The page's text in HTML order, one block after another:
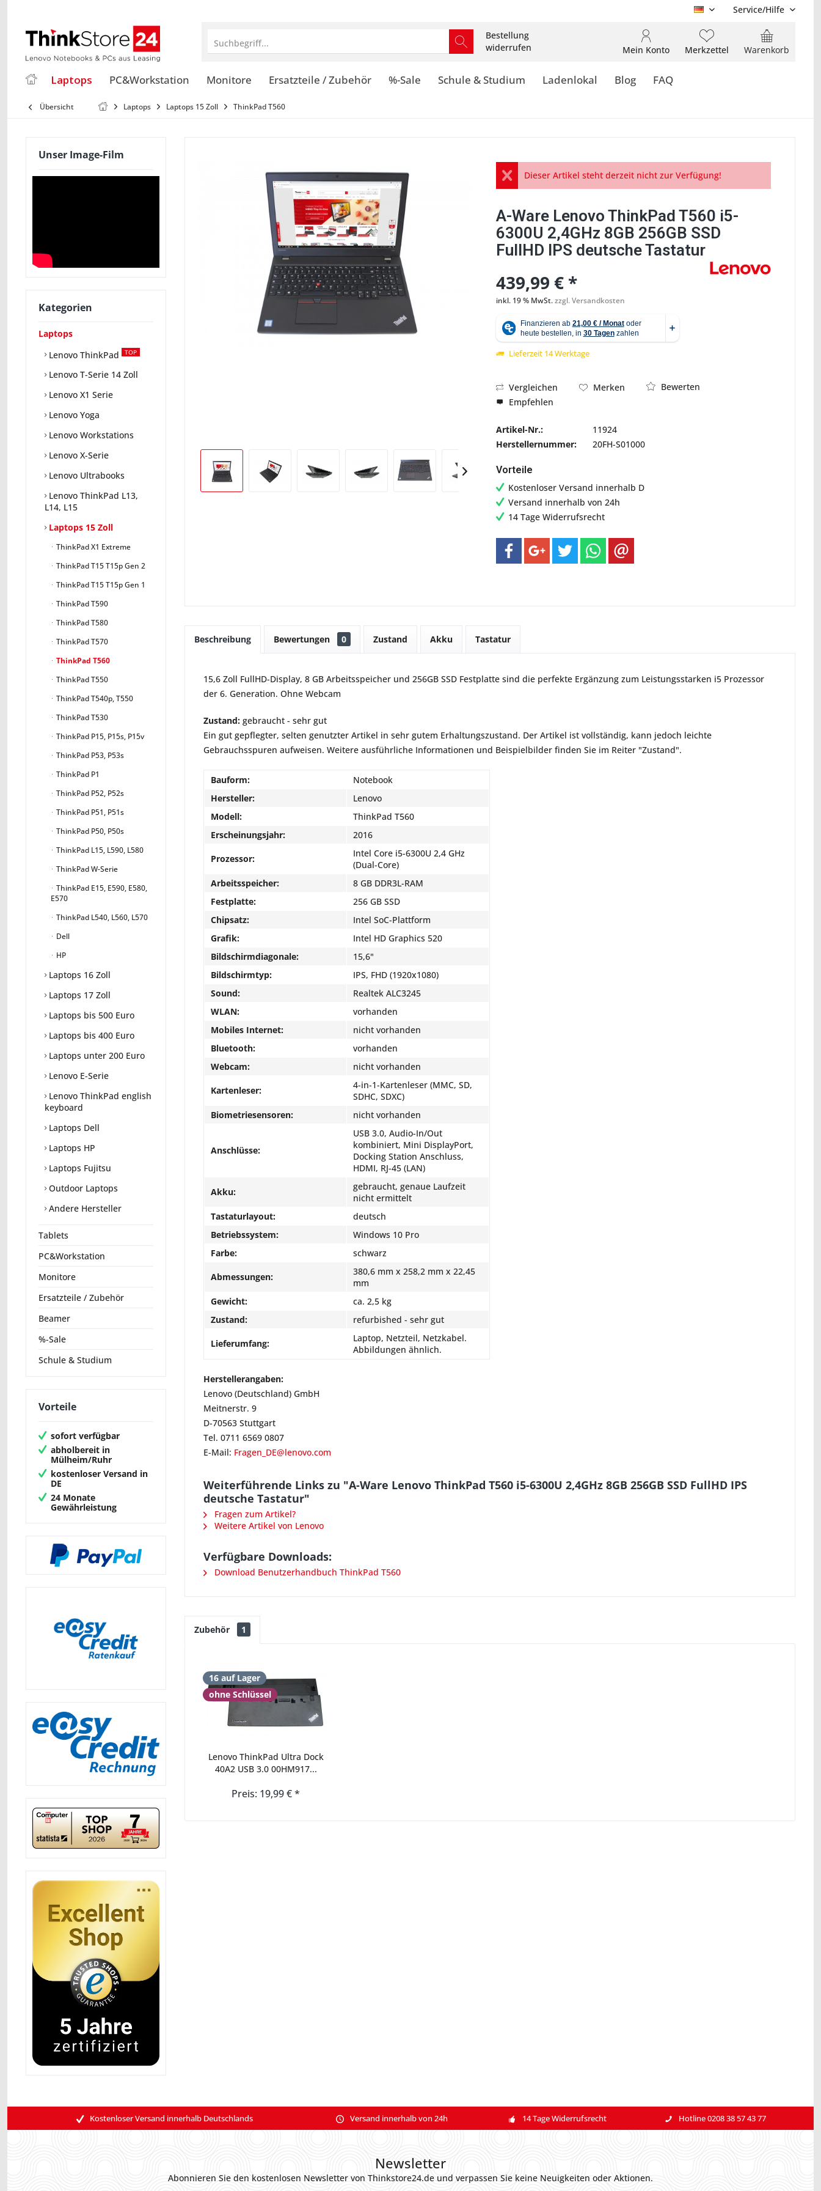
DE Service/Hilfe
Suchbegriff...
Bestellung
widerrufen
Warenkorb
Merkzettel
Mein Konto
Laptops PC&Workstation Monitore Ersatzteile / Zubehör %-Sale Schule & Studium Ladenlokal Blog FAQ
Übersicht Laptops Laptops 15 Zoll ThinkPad T560
Unser Image-Film
Kategorien
Laptops
Lenovo ThinkPad
TOP
Lenovo T-Serie 14 Zoll
Lenovo X1 Serie
Lenovo Yoga
Lenovo Workstations
Lenovo X-Serie
Lenovo Ultrabooks
Lenovo ThinkPad L13,
L14, L15
Laptops 15 Zoll
ThinkPad X1 Extreme
ThinkPad T15 T15p Gen 2
ThinkPad T15 T15p Gen 1
ThinkPad T590
ThinkPad T580
ThinkPad T570
ThinkPad T560
ThinkPad T550
ThinkPad T540p, T550
ThinkPad T530
ThinkPad P15, P15s, P15v
ThinkPad P53, P53s
ThinkPad P1
ThinkPad P52, P52s
ThinkPad P51, P51s
ThinkPad P50, P50s
ThinkPad L15, L590, L580
ThinkPad W-Serie
ThinkPad E15, E590, E580,
E570
ThinkPad L540, L560, L570
Dell
HP
Laptops 16 Zoll
Laptops 17 Zoll
Laptops bis 500 Euro
Laptops bis 400 Euro
Laptops unter 200 Euro
Lenovo E-Serie
Lenovo ThinkPad english
keyboard
Laptops Dell
Laptops HP
Laptops Fujitsu
Outdoor Laptops
Andere Hersteller
Tablets
PC&Workstation
Monitore
Ersatzteile / Zubehör
Beamer
%-Sale
Schule & Studium
Vorteile
sofort verfügbar
abholbereit in
Mülheim/Ruhr
kostenloser Versand in
DE
24 Monate
Gewährleistung
Abbildung ähnlich
Dieser Artikel steht derzeit nicht zur Verfügung!
A-Ware Lenovo ThinkPad T560 i5-
6300U 2,4GHz 8GB 256GB SSD
FullHD IPS deutsche Tastatur
439,99 € *
inkl. 19 % MwSt.zzgl. Versandkosten
Lieferzeit 14 Werktage
Vergleichen Merken
Bewerten
Empfehlen
Artikel-Nr.:
11924
Herstellernummer:
20FH-S01000
Vorteile
Kostenloser Versand innerhalb D
Versand innerhalb von 24h
14 Tage Widerrufsrecht
Beschreibung Bewertungen 0 Zustand Akku Tastatur
15,6 Zoll FullHD-Display, 8 GB Arbeitsspeicher und 256GB SSD Festplatte sind die perfekte Ergänzung zum Leistungsstarken i5 Prozessor
der 6. Generation. Ohne Webcam
Zustand: gebraucht - sehr gut
Ein gut gepflegter, selten genutzter Artikel in sehr gutem Erhaltungszustand. Der Artikel ist vollständig, kann jedoch leichte
Gebrauchsspuren aufweisen. Weitere ausführliche Informationen und Beispielbilder finden Sie im Reiter "Zustand".
Bauform:
Notebook
Hersteller:
Lenovo
Modell:
ThinkPad T560
Erscheinungsjahr:
2016
Prozessor:
Intel Core i5-6300U 2,4 GHz
(Dual-Core)
Arbeitsspeicher:
8 GB DDR3L-RAM
Festplatte:
256 GB SSD
Chipsatz:
Intel SoC-Plattform
Grafik:
Intel HD Graphics 520
Bildschirmdiagonale:
15,6"
Bildschirmtyp:
IPS, FHD (1920x1080)
Sound:
Realtek ALC3245
WLAN:
vorhanden
Mobiles Internet:
nicht vorhanden
Bluetooth:
vorhanden
Webcam:
nicht vorhanden
Kartenleser:
4-in-1-Kartenleser (MMC, SD,
SDHC, SDXC)
Biometriesensoren:
nicht vorhanden
Anschlüsse:
USB 3.0, Audio-In/Out
kombiniert, Mini DisplayPort,
Docking Station Anschluss,
HDMI, RJ-45 (LAN)
Akku:
gebraucht, genaue Laufzeit
nicht ermittelt
Tastaturlayout:
deutsch
Betriebssystem:
Windows 10 Pro
Farbe:
schwarz
Abmessungen:
380,6 mm x 258,2 mm x 22,45
mm
Gewicht:
ca. 2,5 kg
Zustand:
refurbished - sehr gut
Lieferumfang:
Laptop, Netzteil, Netzkabel.
Abbildungen ähnlich.
Herstellerangaben:
Lenovo (Deutschland) GmbH
Meitnerstr. 9
D-70563 Stuttgart
Tel. 0711 6569 0807
E-Mail: Fragen_DE@lenovo.com
Weiterführende Links zu "A-Ware Lenovo ThinkPad T560 i5-6300U 2,4GHz 8GB 256GB SSD FullHD IPS
deutsche Tastatur"
Fragen zum Artikel?
Weitere Artikel von Lenovo
Verfügbare Downloads:
Download Benutzerhandbuch ThinkPad T560
Zubehör 1
16 auf Lager
ohne Schlüssel
Lenovo ThinkPad Ultra Dock
40A2 USB 3.0 00HM917...
Preis: 19,99 € *
Kostenloser Versand innerhalb Deutschlands Versand innerhalb von 24h 14 Tage Widerrufsrecht Hotline 0208 38 57 43 77
Newsletter
Abonnieren Sie den kostenlosen Newsletter von Thinkstore24.de und verpassen Sie keine Neuigkeiten oder Aktionen.